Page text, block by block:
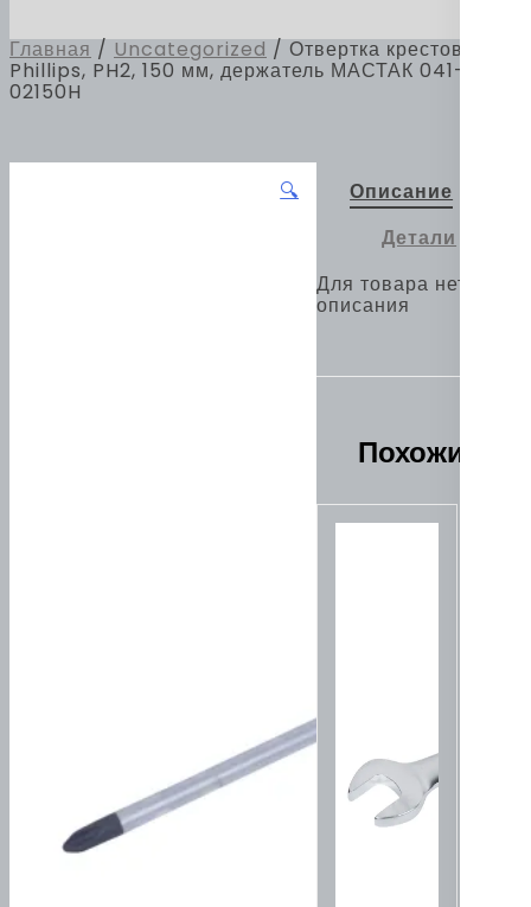
Главная / Uncategorized / Отвертка крестовая
Phillips, PH2, 150 мм, держатель МАСТАК 041-
02150H
🔍
Описание
Детали
Для товара нет
описания
Похожие